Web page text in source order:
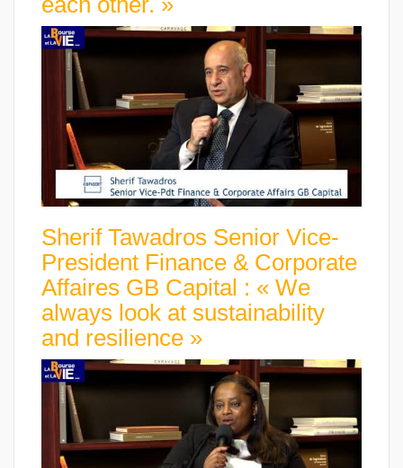
Sherif Tawadros Senior Vice-
President Finance & Corporate
Affaires GB Capital : « We
always look at sustainability
and resilience »